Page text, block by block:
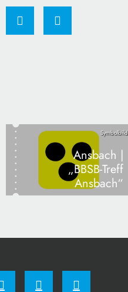
Symbolbild
Ansbach |
„BBSB-Treff
Ansbach“